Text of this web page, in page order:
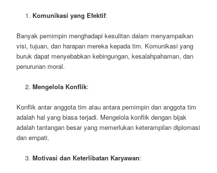
Komunikasi yang Efektif:
Banyak pemimpin menghadapi kesulitan dalam menyampaikan
visi, tujuan, dan harapan mereka kepada tim. Komunikasi yang
buruk dapat menyebabkan kebingungan, kesalahpahaman, dan
penurunan moral.
Mengelola Konflik:
Konflik antar anggota tim atau antara pemimpin dan anggota tim
adalah hal yang biasa terjadi. Mengelola konflik dengan bijak
adalah tantangan besar yang memerlukan keterampilan diplomasi
dan empati.
Motivasi dan Keterlibatan Karyawan: